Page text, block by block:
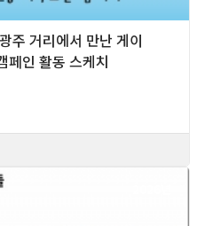
거리에서 만난 게이
페인 활동 스케치